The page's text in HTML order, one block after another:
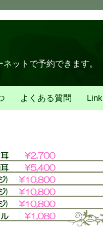
ットで予約できます。
よくある質問 Link